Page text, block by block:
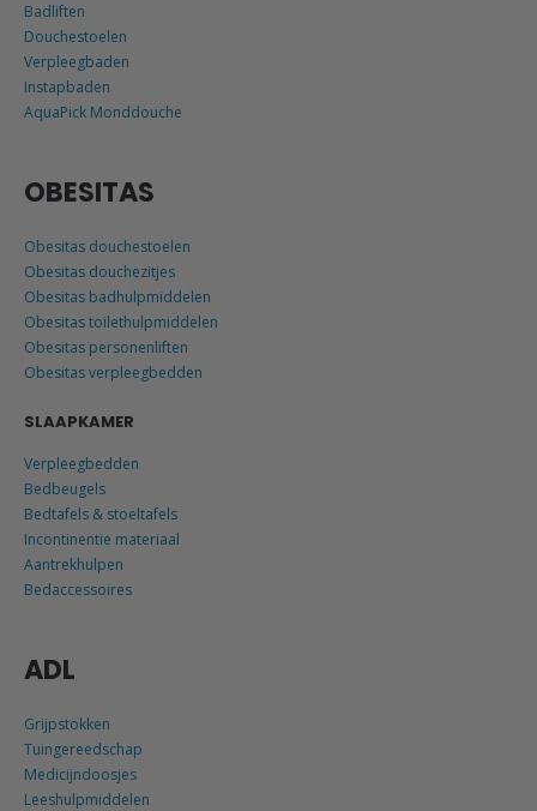
Badliften
Douchestoelen
Verpleegbaden
Instapbaden
AquaPick Monddouche
OBESITAS
Obesitas douchestoelen
Obesitas douchezitjes
Obesitas badhulpmiddelen
Obesitas toilethulpmiddelen
Obesitas personenliften
Obesitas verpleegbedden
SLAAPKAMER
Verpleegbedden
Bedbeugels
Bedtafels & stoeltafels
Incontinentie materiaal
Aantrekhulpen
Bedaccessoires
ADL
Grijpstokken
Tuingereedschap
Medicijndoosjes
Leeshulpmiddelen